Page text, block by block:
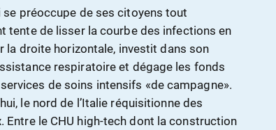
se préoccupe de ses citoyens tout
tente de lisser la courbe des infections en
droite horizontale, investit dans son
respiratoire et dégage les fonds
de soins intensifs «de campagne».
le nord de l’Italie réquisitionne des
le CHU high-tech dont la construction